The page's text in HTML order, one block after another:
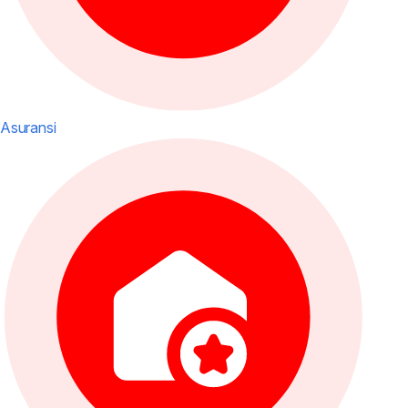
Asuransi